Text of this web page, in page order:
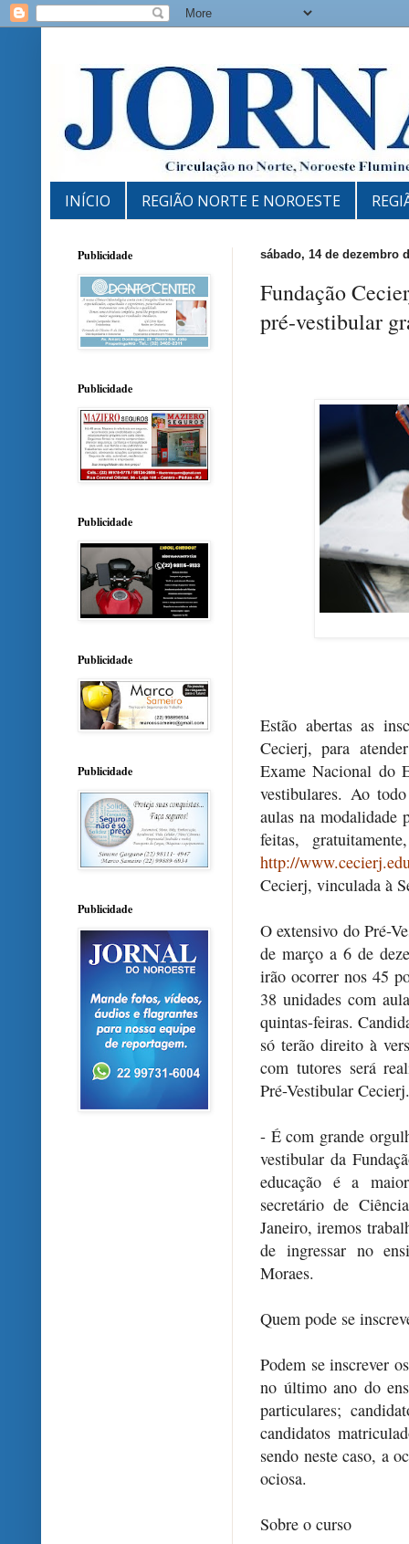
INÍCIO REGIÃO NORTE E NOROESTE
sábado, 14 de dezembro
Fundação
pré-vestibular
Estão abertas as
Cecierj, para
Exame Nacional do
vestibulares. Ao
aulas na modalidade
feitas,
http://
Cecierj, vinculada à
O extensivo do Pré-
de março a 6 de
irão ocorrer nos 45
38 unidades com
quintas-feiras.
só terão direito à
com tutores será
Pré-Vestibular Cecierj.
- É com grande
vestibular da
educação é a
secretário de
Janeiro, iremos
de ingressar no
Moraes.
Quem pode se
Podem se inscrever
no último ano do
particulares;
candidatos
sendo neste caso, a
ociosa.
Sobre o curso
Publicidade
Publicidade
Publicidade
Publicidade
Publicidade
Publicidade